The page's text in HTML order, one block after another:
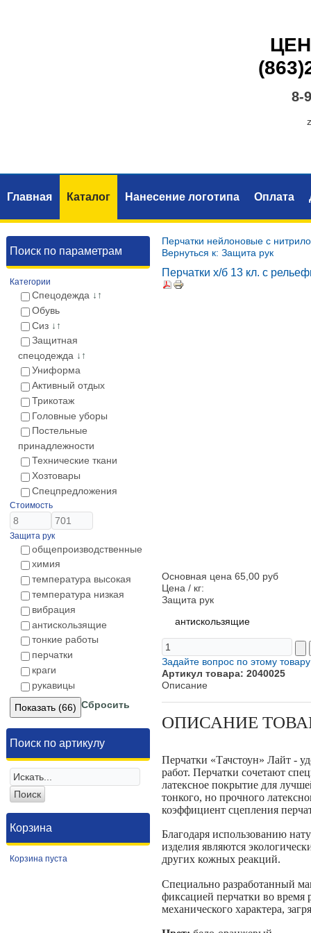
8-
Главная Каталог Нанесение логотипа Оплата
Поиск по параметрам
Категории
Спецодежда ↓↑
Обувь
Сиз ↓↑
Защитная
спецодежда ↓↑
Униформа
Активный отдых
Трикотаж
Головные уборы
Постельные
принадлежности
Технические ткани
Хозтовары
Спецпредложения
Стоимость
Защита рук
общепроизводственные
химия
температура высокая
температура низкая
вибрация
антискользящие
тонкие работы
перчатки
краги
рукавицы
Сбросить
Поиск по артикулу
Корзина
Корзина пуста
Перчатки нейлоновые с
Вернуться к: Защита рук
Перчатки x/б 13 кл. с
Основная цена 65,00 руб
Цена / кг:
Защита рук
антискользящие
Задайте вопрос по этому товару
Артикул товара: 2040025
Описание
ОПИСАНИЕ
Перчатки «Тачстоун» Лайт -
работ. Перчатки сочетают
латексное покрытие для
тонкого, но прочного
коэффициент сцепления
Благодаря использованию
изделия являются
других кожных реакций.
Специально разработанный
фиксацией перчатки во время
механического характера,